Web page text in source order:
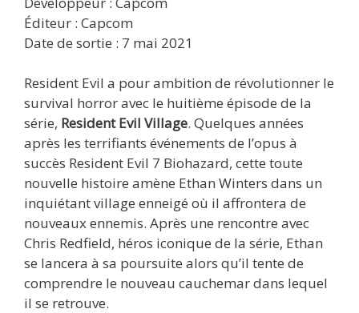
Éditeur : Capcom
Date de sortie : 7 mai 2021
Resident Evil a pour ambition de révolutionner le
survival horror avec le huitième épisode de la
série, Resident Evil Village. Quelques années
après les terrifiants événements de l’opus à
succès Resident Evil 7 Biohazard, cette toute
nouvelle histoire amène Ethan Winters dans un
inquiétant village enneigé où il affrontera de
nouveaux ennemis. Après une rencontre avec
Chris Redfield, héros iconique de la série, Ethan
se lancera à sa poursuite alors qu’il tente de
comprendre le nouveau cauchemar dans lequel
il se retrouve.